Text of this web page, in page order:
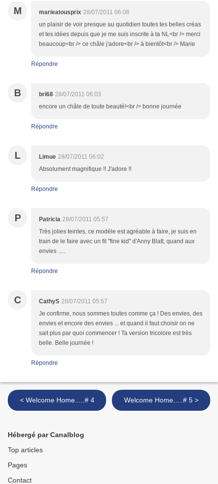
M marieatousprix 28/07/2011 06:08
un plaisir de voir presque au quotidien toutes tes belles créas
et tes idées depuis que je me suis inscrite à ta NL<br /> merci
beaucoup<br /> ce châle j'adore<br /> à bientôt<br /> Marie
Répondre
B bri68 28/07/2011 06:03
encore un châle de toute beauté!<br /> bonne journée
Répondre
L Limue 28/07/2011 06:02
Absolument magnifique !! J'adore !!
Répondre
P Patricia 28/07/2011 05:57
Très jolies teintes, ce modèle est agréable à faire, je suis en
train de le faire avec un fil "fine kid" d'Anny Blatt, quand aux
envies .....
Répondre
C CathyS 28/07/2011 05:57
Je confirme, nous sommes toutes comme ça ! Des envies, des
envies et encore des envies ... et quand il faut choisir on ne
sait plus par quoi commencer ! Ta version tricolore est très
belle. Belle journée !
Répondre
< Welcome Home.....# 4 Welcome Home.....# 5 >
Hébergé par Canalblog
Top articles
Pages
Contact